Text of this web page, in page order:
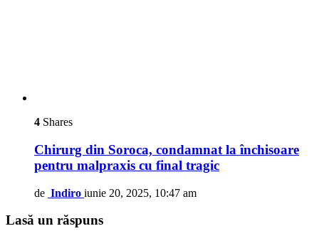
4 Shares
Chirurg din Soroca, condamnat la închisoare
pentru malpraxis cu final tragic
de Indiro iunie 20, 2025, 10:47 am
Lasă un răspuns